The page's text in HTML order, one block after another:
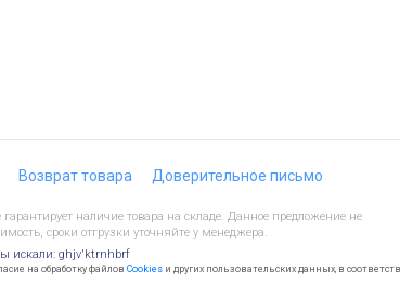
Возврат товара Доверительное письмо
наличие товара на складе. Данное предложение не
сроки отгрузки уточняйте у менеджера.
искали: ghjv'ktrnhbrf
на обработку файлов Cookies и других пользовательских данных, в